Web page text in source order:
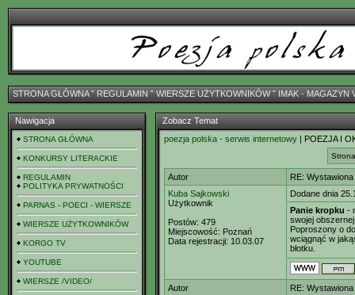
STRONA GŁÓWNAˇ REGULAMIN ˇ WIERSZE UŻYTKOWNIKÓWˇ IMAK - MAGAZYN
Nawigacja
STRONA GŁÓWNA
KONKURSY LITERACKIE
REGULAMIN
POLITYKA PRYWATNOŚCI
PARNAS - POECI - WIERSZE
WIERSZE UŻYTKOWNIKÓW
KORGO TV
YOUTUBE
WIERSZE /VIDEO/
Zobacz Temat
poezja polska - serwis internetowy | POEZJA I
Autor
RE:
Kuba Sajkowski
Użytkownik
Postów: 479
Miejscowość: Poznań
Data rejestracji: 10.03.07
Dodane dnia
Panie kropku -
swojej
Poproszony o
wciągnąć w
błotku.
Autor
RE: